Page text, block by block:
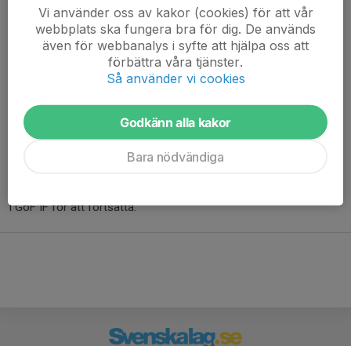
Vi spelar motionsinnebandy på söndagar mellan 19-20.30 i
Är du intresserad av att vara med och spela?
Kom ner en söndag och säg hej.
i GoF IF för att fortsätta.
Vi använder oss av kakor (cookies) för att vår
webbplats ska fungera bra för dig. De används
även för webbanalys i syfte att hjälpa oss att
förbättra våra tjänster.
Så använder vi cookies
Godkänn alla kakor
Bara nödvändiga